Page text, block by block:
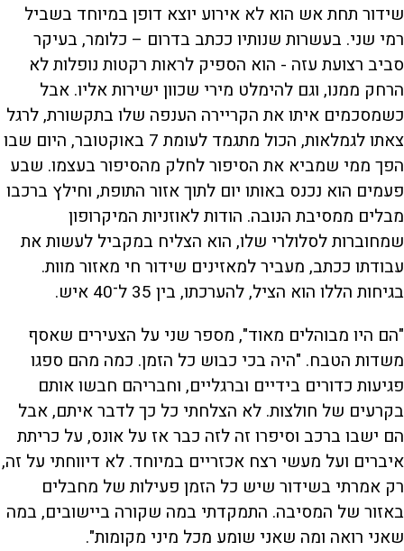
שידור תחת אש הוא לא אירוע יוצא דופן במיוחד בשביל
רמי שני. בעשרות שנותיו ככתב בדרום – כלומר, בעיקר
סביב רצועת עזה - הוא הספיק לראות רקטות נופלות לא
הרחק ממנו, וגם להימלט מירי שכוון ישירות אליו. אבל
כשמסכמים איתו את הקריירה הענפה שלו בתקשורת, לרגל
צאתו לגמלאות, הכול מתגמד לעומת 7 באוקטובר, היום שבו
הפך ממי שמביא את הסיפור לחלק מהסיפור בעצמו. שבע
פעמים הוא נכנס באותו יום לתוך אזור התופת, וחילץ ברכבו
מבלים ממסיבת הנובה. הודות לאוזניות המיקרופון
שמחוברות לסלולרי שלו, הוא הצליח במקביל לעשות את
עבודתו ככתב, מעביר למאזינים שידור חי מאזור מוות.
בגיחות הללו הוא הציל, להערכתו, בין 35 ל־40 איש.
"הם היו מבוהלים מאוד", מספר שני על הצעירים שאסף
משדות הטבח. "היה בכי כבוש כל הזמן. כמה מהם ספגו
פגיעות כדורים בידיים וברגליים, וחבריהם חבשו אותם
בקרעים של חולצות. לא הצלחתי כל כך לדבר איתם, אבל
הם ישבו ברכב וסיפרו זה לזה כבר אז על אונס, על כריתת
איברים ועל מעשי רצח אכזריים במיוחד. לא דיווחתי על זה,
רק אמרתי בשידור שיש כל הזמן פעילות של מחבלים
באזור של המסיבה. התמקדתי במה שקורה ביישובים, במה
שאני רואה ומה שאני שומע מכל מיני מקומות".